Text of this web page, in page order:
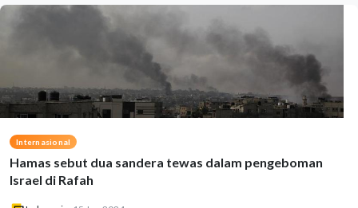
Internasional
Hamas sebut dua sandera tewas dalam pengeboman
Israel di Rafah